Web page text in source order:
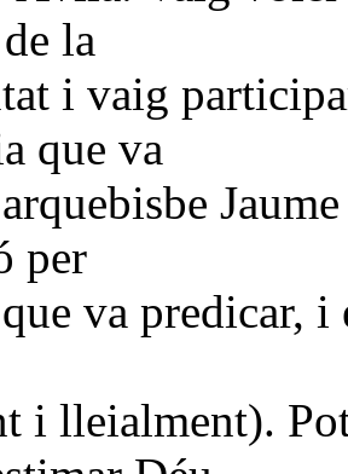
la
i vaig
que va
per
va predicar, i
i lleialment).